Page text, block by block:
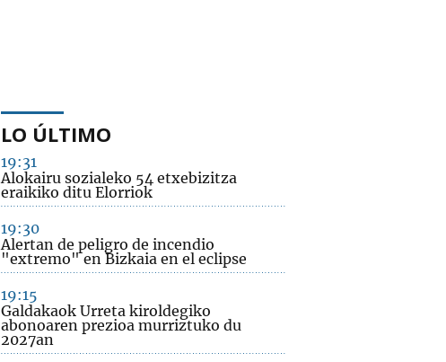
LO ÚLTIMO
19:31
Alokairu sozialeko 54 etxebizitza
eraikiko ditu Elorriok
19:30
Alertan de peligro de incendio
"extremo" en Bizkaia en el eclipse
19:15
Galdakaok Urreta kiroldegiko
abonoaren prezioa murriztuko du
2027an